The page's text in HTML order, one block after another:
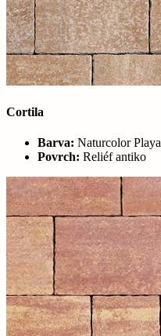
Cortila
Barva: Naturcolor Playa
Povrch: Reliéf antiko